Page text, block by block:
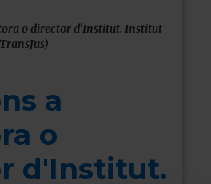
o director d'Institut. Institut
a
o
d'Institut.